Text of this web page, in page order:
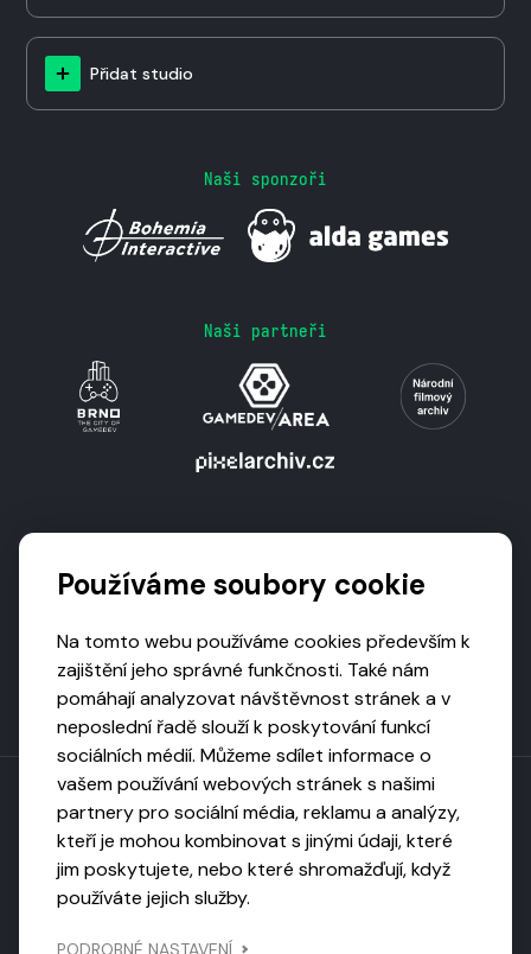
Přidat studio
Naši sponzoři
Naši partneři
Toto dílo podléhá licenci CC BY-NC-ND
Uveďte původ, neužívejte komerčně, nezpracovávejte.
Používáme soubory cookie
Na tomto webu používáme cookies především k
zajištění jeho správné funkčnosti. Také nám
pomáhají analyzovat návštěvnost stránek a v
neposlední řadě slouží k poskytování funkcí
sociálních médií. Můžeme sdílet informace o
vašem používání webových stránek s našimi
partnery pro sociální média, reklamu a analýzy,
kteří je mohou kombinovat s jinými údaji, které
jim poskytujete, nebo které shromažďují, když
používáte jejich služby.
PODROBNÉ NASTAVENÍ